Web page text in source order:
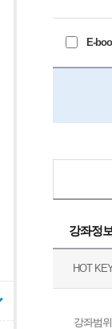
E-
강좌정
HOT
강좌범위